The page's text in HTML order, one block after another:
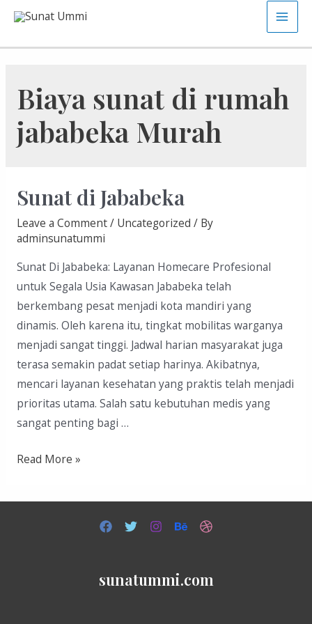
Skip
content
Main
Biaya sunat di rumah
jababeka Murah
Sunat di Jababeka
Leave a Comment/ Uncategorized / By
adminsunatummi
Sunat Di Jababeka: Layanan Homecare Profesional
untuk Segala Usia Kawasan Jababeka telah
berkembang pesat menjadi kota mandiri yang
dinamis. Oleh karena itu, tingkat mobilitas warganya
menjadi sangat tinggi. Jadwal harian masyarakat juga
terasa semakin padat setiap harinya. Akibatnya,
mencari layanan kesehatan yang praktis telah menjadi
prioritas utama. Salah satu kebutuhan medis yang
sangat penting bagi …
Sunat
Read More »
sunatummi.com